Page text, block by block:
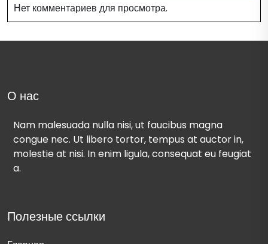
Нет комментариев для просмотра.
О нас
Nam malesuada nulla nisi, ut faucibus magna
congue nec. Ut libero tortor, tempus at auctor in,
molestie at nisi. In enim ligula, consequat eu feugiat
a.
Полезные ссылки